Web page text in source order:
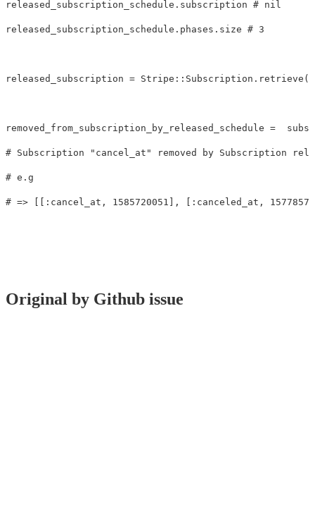
released_subscription_schedule . subscription # nil
released_subscription_schedule . phases . size # 3
released_subscription = Stripe :: Subscription . retrieve (
removed_from_subscription_by_released_schedule =
# Subscription "cancel_at" removed by Subscription
# e.g
# => [[:cancel_at, 1585720051], [:canceled_at,
Original by Github issue